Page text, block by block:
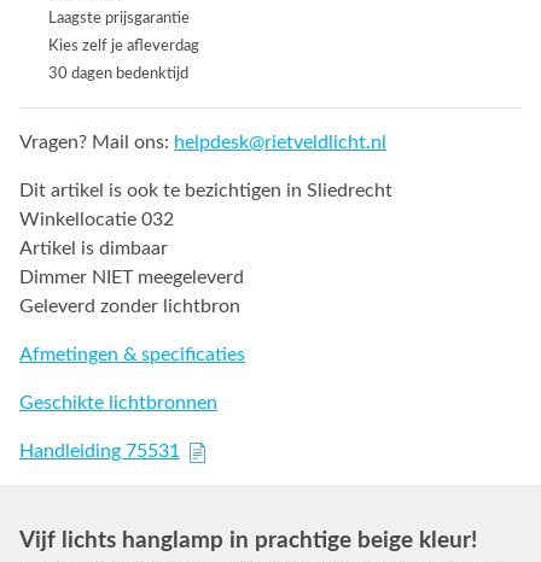
Laagste prijsgarantie
Kies zelf je afleverdag
30 dagen bedenktijd
Vragen? Mail ons: helpdesk@rietveldlicht.nl
Dit artikel is ook te bezichtigen in Sliedrecht
Winkellocatie 032
Artikel is dimbaar
Dimmer NIET meegeleverd
Geleverd zonder lichtbron
Afmetingen & specificaties
Geschikte lichtbronnen
Handleiding 75531
Vijf lichts hanglamp in prachtige beige kleur!